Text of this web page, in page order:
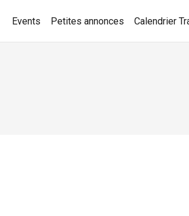
Events Petites annonces Calendrier